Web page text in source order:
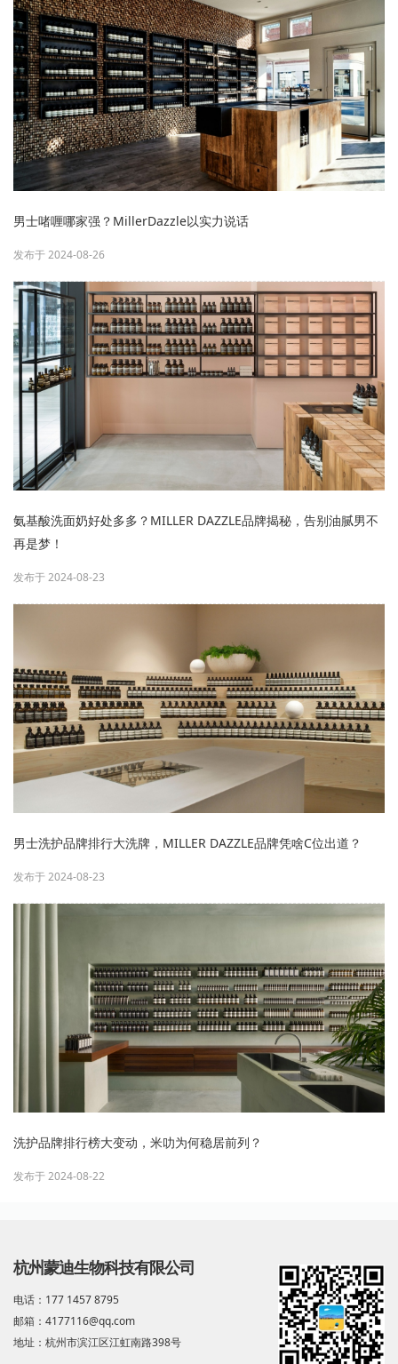
男士啫喱哪家强？MillerDazzle以实力说话
发布于 2024-08-26
氨基酸洗面奶好处多多？MILLER DAZZLE品牌揭秘，告别油腻男不
再是梦！
发布于 2024-08-23
男士洗护品牌排行大洗牌，MILLER DAZZLE品牌凭啥C位出道？
发布于 2024-08-23
洗护品牌排行榜大变动，米叻为何稳居前列？
发布于 2024-08-22
杭州蒙迪生物科技有限公司
电话：177 1457 8795
邮箱：4177116@qq.com
地址：杭州市滨江区江虹南路398号